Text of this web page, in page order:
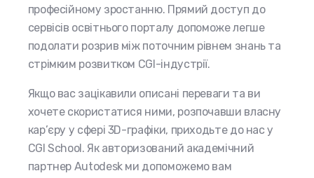
професійному зростанню. Прямий доступ до
сервісів освітнього порталу допоможе легше
подолати розрив між поточним рівнем знань та
стрімким розвитком CGI-індустрії.
Якщо вас зацікавили описані переваги та ви
хочете скористатися ними, розпочавши власну
кар’єру у сфері 3D-графіки, приходьте до нас у
CGI School. Як авторизований академічний
партнер Autodesk ми допоможемо вам